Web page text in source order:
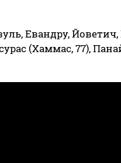
Евандру,
(Хаммас, 77),